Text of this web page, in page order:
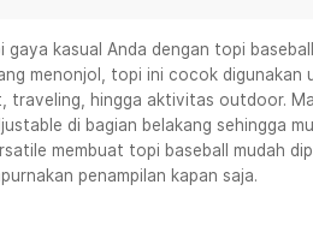
Toko Tangerang
Toko Cikupa
Pick n Go Jakarta Barat
Pick n Go Bekasi
Senin
Pick n Go Depok
gaya kasual Anda dengan topi
menonjol, topi ini cocok digunakan
traveling, hingga aktivitas outdoor.
di bagian belakang sehingga
membuat topi baseball mudah
penampilan kapan saja.